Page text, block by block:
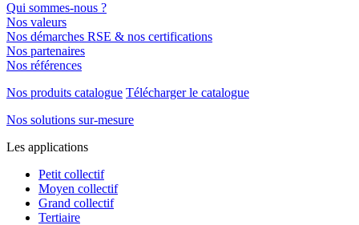
Qui sommes-nous ?
Nos valeurs
Nos démarches RSE & nos certifications
Nos partenaires
Nos références
Nos produits catalogue Télécharger le catalogue
Nos solutions sur-mesure
Les applications
Petit collectif
Moyen collectif
Grand collectif
Tertiaire